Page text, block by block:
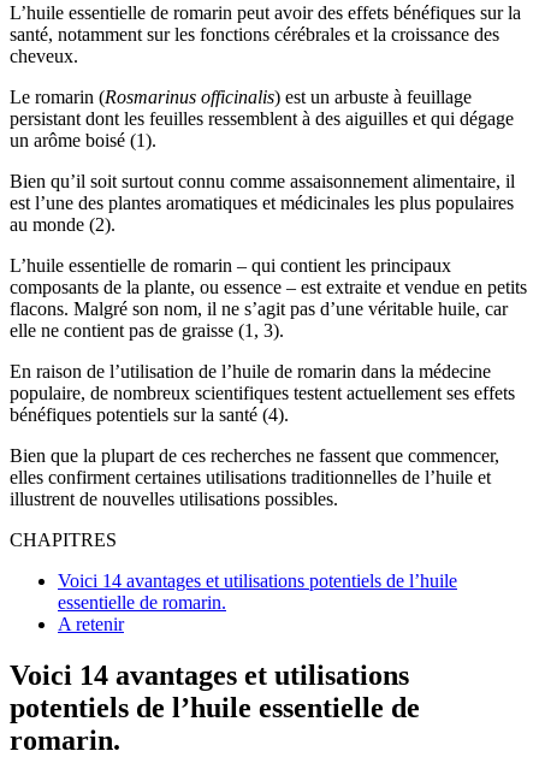
L’huile essentielle de romarin peut avoir des effets bénéfiques sur la
santé, notamment sur les fonctions cérébrales et la croissance des
cheveux.
Le romarin (Rosmarinus officinalis) est un arbuste à feuillage
persistant dont les feuilles ressemblent à des aiguilles et qui dégage
un arôme boisé (1).
Bien qu’il soit surtout connu comme assaisonnement alimentaire, il
est l’une des plantes aromatiques et médicinales les plus populaires
au monde (2).
L’huile essentielle de romarin – qui contient les principaux
composants de la plante, ou essence – est extraite et vendue en petits
flacons. Malgré son nom, il ne s’agit pas d’une véritable huile, car
elle ne contient pas de graisse (1, 3).
En raison de l’utilisation de l’huile de romarin dans la médecine
populaire, de nombreux scientifiques testent actuellement ses effets
bénéfiques potentiels sur la santé (4).
Bien que la plupart de ces recherches ne fassent que commencer,
elles confirment certaines utilisations traditionnelles de l’huile et
illustrent de nouvelles utilisations possibles.
CHAPITRES
Voici 14 avantages et utilisations potentiels de l’huile
essentielle de romarin.
A retenir
Voici 14 avantages et utilisations
potentiels de l’huile essentielle de
romarin.